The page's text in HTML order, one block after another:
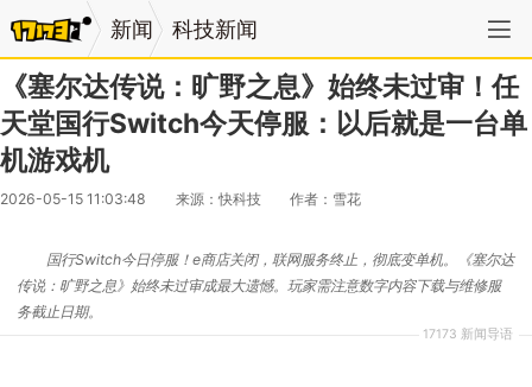
新闻 科技新闻
《塞尔达传说：旷野之息》始终未过审！任
天堂国行Switch今天停服：以后就是一台单
机游戏机
2026-05-15 11:03:48 来源：快科技 作者：雪花
17173 新闻导语
国行Switch今日停服！e商店关闭，联网服务终止，彻底变单机。《塞尔达
传说：旷野之息》始终未过审成最大遗憾。玩家需注意数字内容下载与维修服
务截止日期。